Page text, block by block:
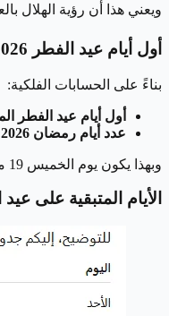
ويعني هذا أن رؤية الهلال
أول أيام عيد الفطر 2026 فلكياً
بناءً على الحسابات الفلكية:
أول أيام عيد الفطر
عدد أيام رمضان 2026:
وبهذا يكون يوم الخميس 19 مارس 2026 هو يوم
الأيام المتبقية على عيد